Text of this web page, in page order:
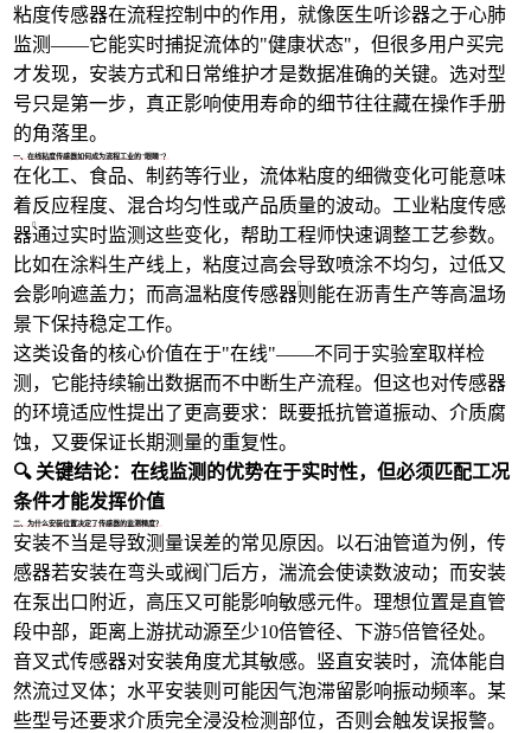
粘度传感器在流程控制中的作用，就像医生听诊器之于心肺
监测——它能实时捕捉流体的"健康状态"，但很多用户买完
才发现，安装方式和日常维护才是数据准确的关键。选对型
号只是第一步，真正影响使用寿命的细节往往藏在操作手册
的角落里。
一、在线粘度传感器如何成为流程工业的"眼睛"？
在化工、食品、制药等行业，流体粘度的细微变化可能意味
着反应程度、混合均匀性或产品质量的波动。 工业粘度传感
器通过实时监测这些变化，帮助工程师快速调整工艺参数。
比如在涂料生产线上，粘度过高会导致喷涂不均匀，过低又
会影响遮盖力；而高温粘度传感器则能在沥青生产等高温场
景下保持稳定工作。
这类设备的核心价值在于"在线"——不同于实验室取样检
测，它能持续输出数据而不中断生产流程。但这也对传感器
的环境适应性提出了更高要求：既要抵抗管道振动、介质腐
蚀，又要保证长期测量的重复性。
🔍 关键结论：在线监测的优势在于实时性，但必须匹配工况
条件才能发挥价值
二、为什么安装位置决定了传感器的监测精度？
安装不当是导致测量误差的常见原因。以石油管道为例，传
感器若安装在弯头或阀门后方，湍流会使读数波动；而安装
在泵出口附近，高压又可能影响敏感元件。理想位置是直管
段中部，距离上游扰动源至少10倍管径、下游5倍管径处。
音叉式传感器对安装角度尤其敏感。竖直安装时，流体能自
然流过叉体；水平安装则可能因气泡滞留影响振动频率。某
些型号还要求介质完全浸没检测部位，否则会触发误报警。